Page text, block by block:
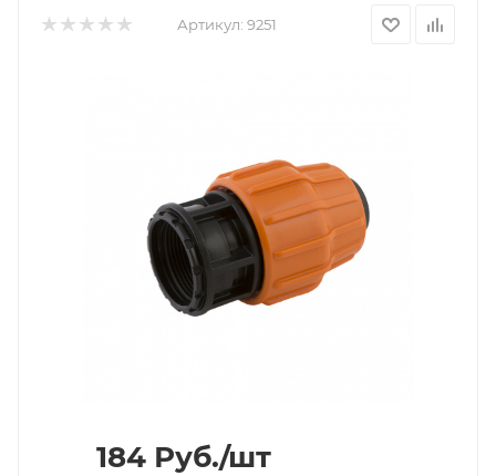
Артикул: 9251
184 Руб./шт